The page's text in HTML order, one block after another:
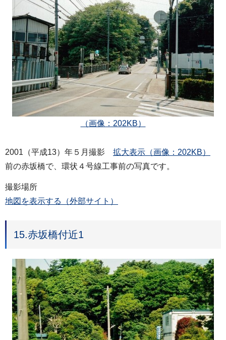
（画像：202KB）
2001（平成13）年５月撮影 拡大表示（画像：202KB）
前の赤坂橋で、環状４号線工事前の写真です。
撮影場所
地図を表示する（外部サイト）
15.赤坂橋付近1